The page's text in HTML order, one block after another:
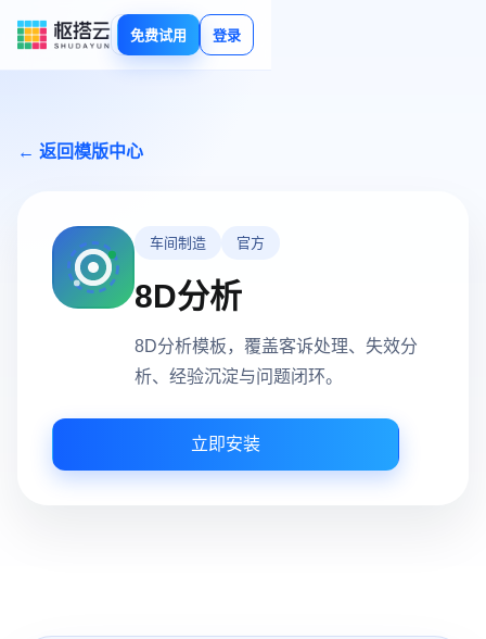
免费试用 登录
← 返回模版中心
车间制造 官方
8D分析
8D分析模板，覆盖客诉处理、失效分
析、经验沉淀与问题闭环。
立即安装